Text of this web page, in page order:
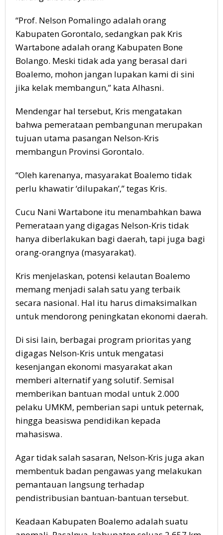
“Prof. Nelson Pomalingo adalah orang
Kabupaten Gorontalo, sedangkan pak Kris
Wartabone adalah orang Kabupaten Bone
Bolango. Meski tidak ada yang berasal dari
Boalemo, mohon jangan lupakan kami di sini
jika kelak membangun,” kata Alhasni.
Mendengar hal tersebut, Kris mengatakan
bahwa pemerataan pembangunan merupakan
tujuan utama pasangan Nelson-Kris
membangun Provinsi Gorontalo.
“Oleh karenanya, masyarakat Boalemo tidak
perlu khawatir ‘dilupakan’,” tegas Kris.
Cucu Nani Wartabone itu menambahkan bawa
Pemerataan yang digagas Nelson-Kris tidak
hanya diberlakukan bagi daerah, tapi juga bagi
orang-orangnya (masyarakat).
Kris menjelaskan, potensi kelautan Boalemo
memang menjadi salah satu yang terbaik
secara nasional. Hal itu harus dimaksimalkan
untuk mendorong peningkatan ekonomi daerah.
Di sisi lain, berbagai program prioritas yang
digagas Nelson-Kris untuk mengatasi
kesenjangan ekonomi masyarakat akan
memberi alternatif yang solutif. Semisal
memberikan bantuan modal untuk 2.000
pelaku UMKM, pemberian sapi untuk peternak,
hingga beasiswa pendidikan kepada
mahasiswa.
Agar tidak salah sasaran, Nelson-Kris juga akan
membentuk badan pengawas yang melakukan
pemantauan langsung terhadap
pendistribusian bantuan-bantuan tersebut.
Keadaan Kabupaten Boalemo adalah suatu